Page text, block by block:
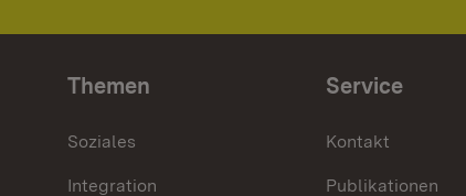
Themen
Soziales
Integration
Service
Kontakt
Publikationen